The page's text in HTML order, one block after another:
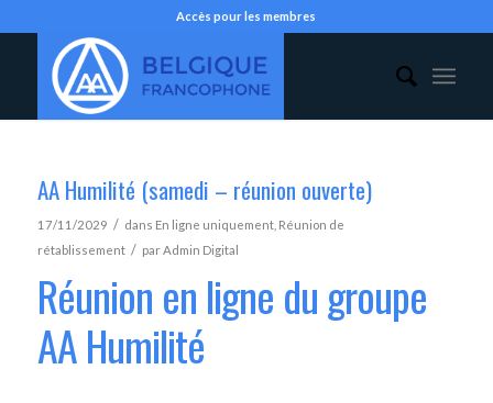
Accès pour les membres
AA Humilité (samedi – réunion ouverte)
17/11/2029 / dans En ligne uniquement, Réunion de
rétablissement / parAdmin Digital
Réunion en ligne du groupe
AA Humilité